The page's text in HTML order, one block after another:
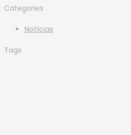
Categories
Notícias
Tags